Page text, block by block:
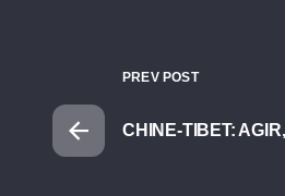
PREV POST
CHINE-TIBET: